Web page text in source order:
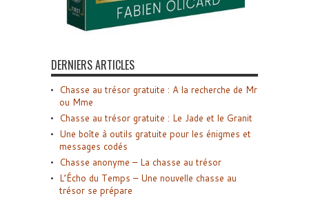
DERNIERS ARTICLES
Chasse au trésor gratuite : A la recherche de Mr
ou Mme
Chasse au trésor gratuite : Le Jade et le Granit
Une boîte à outils gratuite pour les énigmes et
messages codés
Chasse anonyme – La chasse au trésor
L’Écho du Temps – Une nouvelle chasse au
trésor se prépare